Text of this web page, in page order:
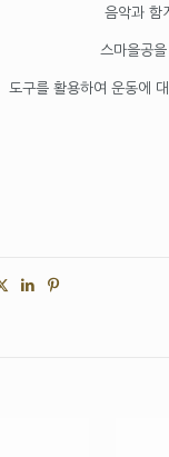
음악과 함
스마을공
도구를 활용하여 운동에